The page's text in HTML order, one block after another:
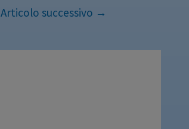
Articolo successivo →